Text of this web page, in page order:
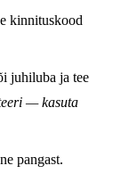
kinnituskood
juhiluba ja tee
— kasuta
pangast.